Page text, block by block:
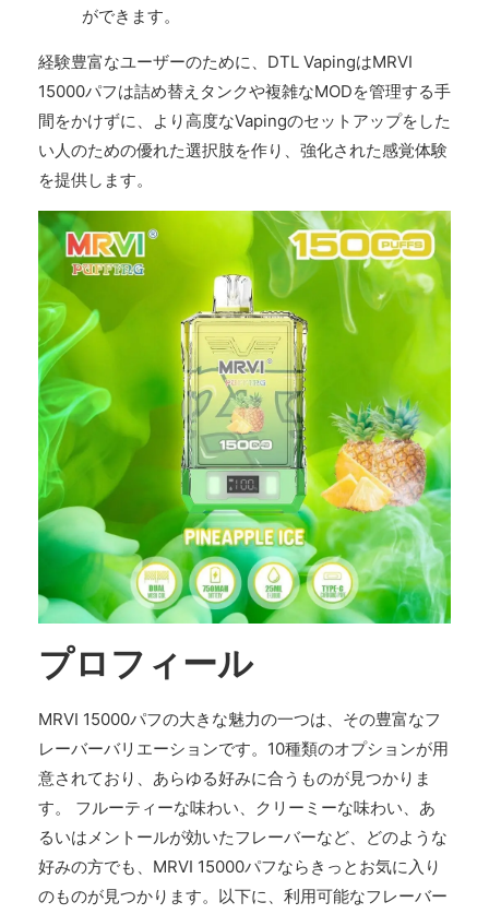
ができます。
経験豊富なユーザーのために、DTL VapingはMRVI
15000パフは詰め替えタンクや複雑なMODを管理する手
間をかけずに、より高度なVapingのセットアップをした
い人のための優れた選択肢を作り、強化された感覚体験
を提供します。
プロフィール
MRVI 15000パフの大きな魅力の一つは、その豊富なフ
レーバーバリエーションです。10種類のオプションが用
意されており、あらゆる好みに合うものが見つかりま
す。 フルーティーな味わい、クリーミーな味わい、あ
るいはメントールが効いたフレーバーなど、どのような
好みの方でも、MRVI 15000パフならきっとお気に入り
のものが見つかります。以下に、利用可能なフレーバー